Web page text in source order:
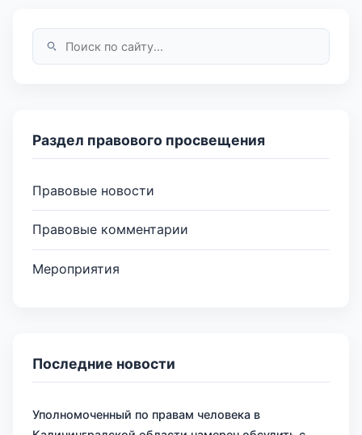
Раздел правового просвещения
Правовые новости
Правовые комментарии
Мероприятия
Последние новости
Уполномоченный по правам человека в